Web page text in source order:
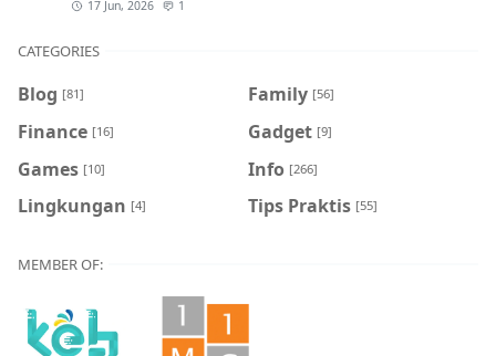
17 Jun, 2026 1
CATEGORIES
Blog [81] Family [56]
Finance [16] Gadget [9]
Games [10] Info [266]
Lingkungan [4] Tips Praktis [55]
MEMBER OF: